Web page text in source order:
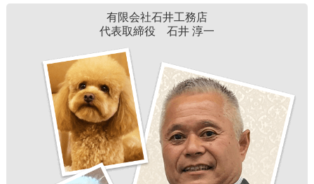
有限会社石井工務店
代表取締役 石井 淳一